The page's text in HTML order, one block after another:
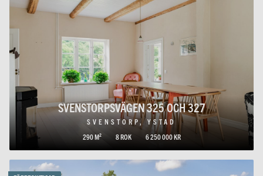
SVENSTORPSVÄGEN 325 OCH 327
SVENSTORP, YSTAD
290 M²
8 ROK 6 250 000 KR